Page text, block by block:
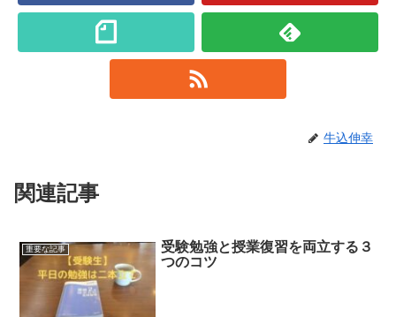
牛込伸幸
関連記事
重要な記事
受験勉強と授業復習を両立する３
つのコツ